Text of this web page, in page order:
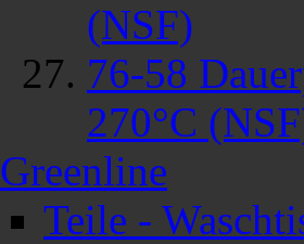
(NSF)
76-58
270°C
Greenline
Teile -